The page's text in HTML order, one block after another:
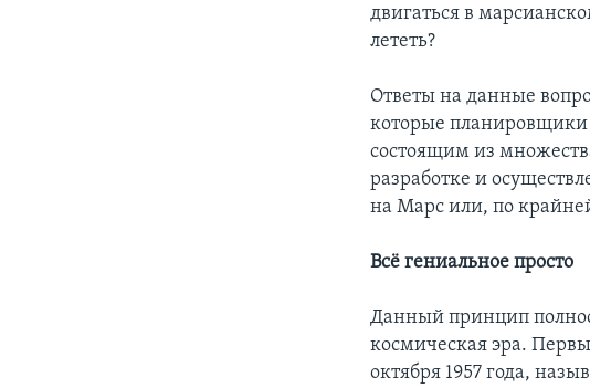
двигаться в
лететь?
Ответы на данные
которые планировщики
состоящим из
разработке и
на Марс или, по
Всё гениальное просто
Данный принцип
космическая эра.
октября 1957 года,